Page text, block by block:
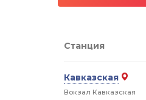
Станция
Кавказская
Вокзал Кавказская